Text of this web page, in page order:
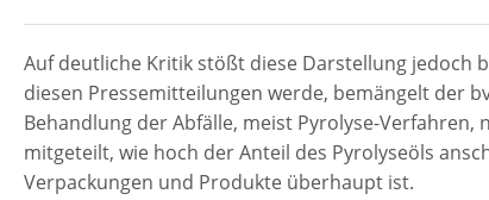
Auf deutliche Kritik stößt diese Darstellung jedoch
diesen Pressemitteilungen werde, bemängelt der
Behandlung der Abfälle, meist Pyrolyse-
mitgeteilt, wie hoch der Anteil des Pyrolyseöls
Verpackungen und Produkte überhaupt ist.